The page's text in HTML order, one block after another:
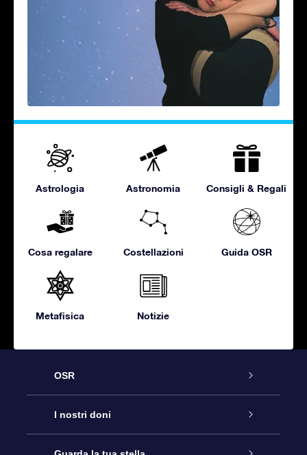
Astrologia Astronomia Consigli & Regali
Cosa regalare Costellazioni Guida OSR
Metafisica Notizie
OSR
Assistenza
Contattaci
I nostri doni